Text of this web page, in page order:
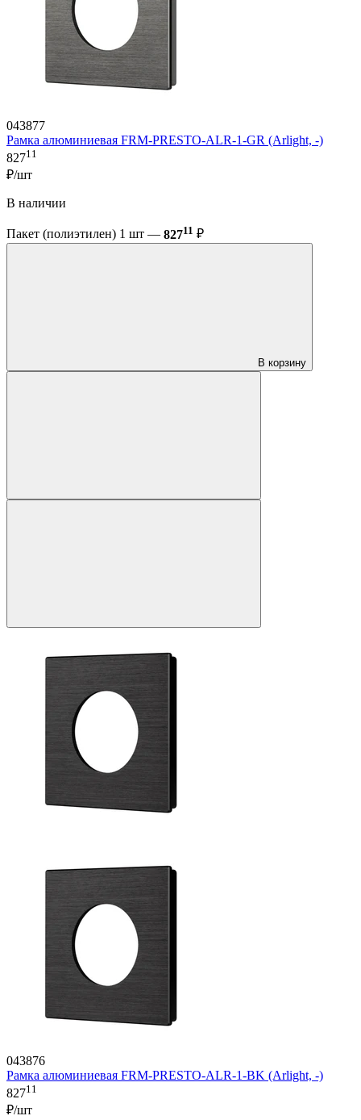
043877
Рамка алюминиевая FRM-PRESTO-ALR-1-GR (Arlight, -)
82711
₽/шт
В наличии
Пакет (полиэтилен) 1 шт — 82711 ₽
В корзину
043876
Рамка алюминиевая FRM-PRESTO-ALR-1-BK (Arlight, -)
82711
₽/шт